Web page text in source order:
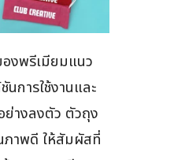
งพรีเมียมแนว
การใช้งานและ
ย่างลงตัว ตัวถุง
าพดี ให้สัมผัสที่